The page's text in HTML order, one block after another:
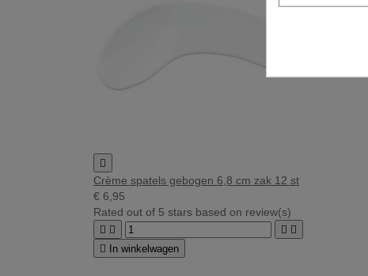

Crème spatels gebogen 6,8 cm zak 12 st
€ 6,95
Rated out of 5 stars based on review(s)
   

In winkelwagen